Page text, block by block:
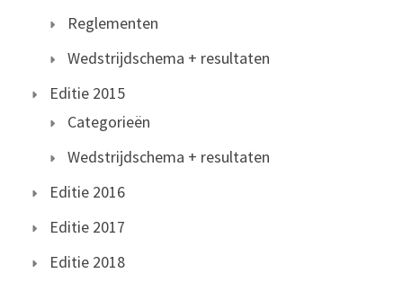
Reglementen
Wedstrijdschema + resultaten
Editie 2015
Categorieën
Wedstrijdschema + resultaten
Editie 2016
Editie 2017
Editie 2018